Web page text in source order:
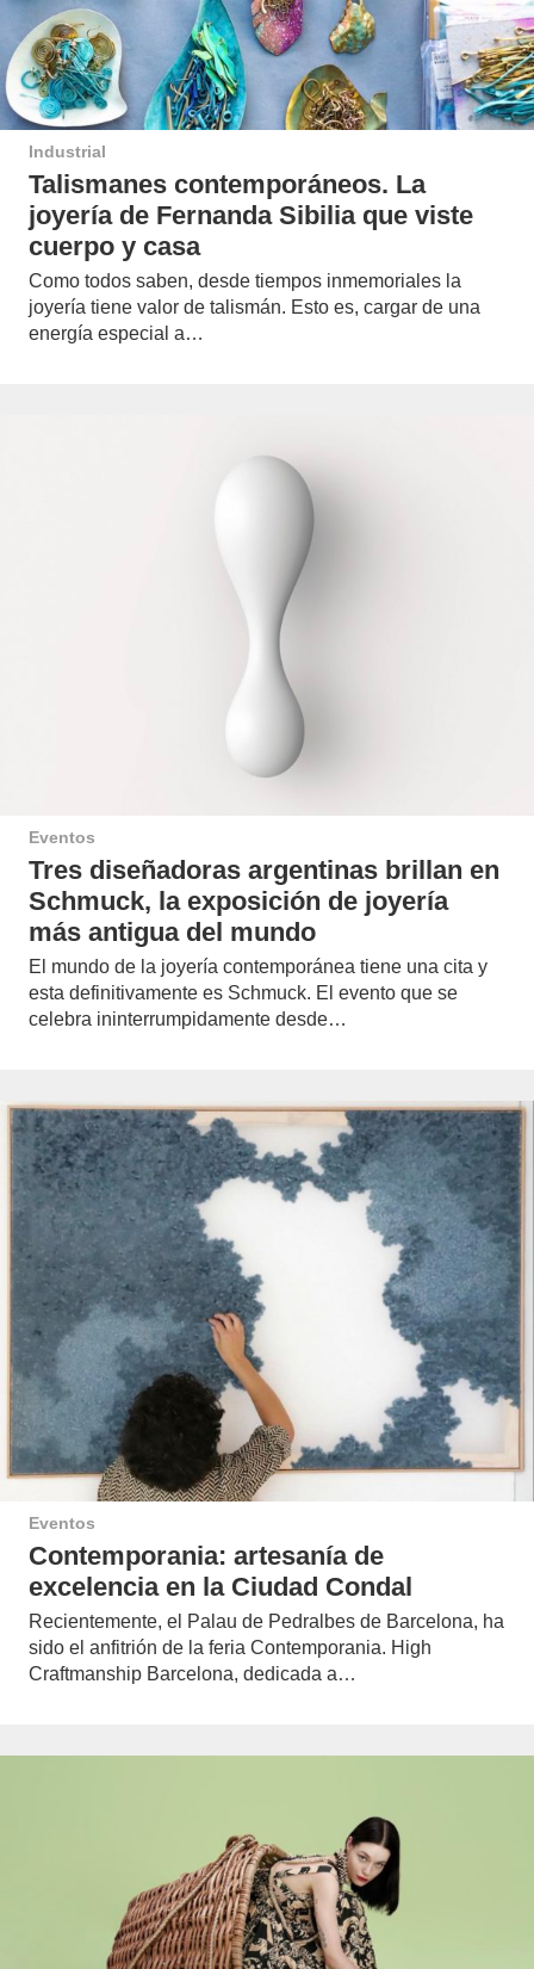
Industrial
Talismanes contemporáneos. La
joyería de Fernanda Sibilia que viste
cuerpo y casa
Como todos saben, desde tiempos inmemoriales la
joyería tiene valor de talismán. Esto es, cargar de una
energía especial a…
Eventos
Tres diseñadoras argentinas brillan en
Schmuck, la exposición de joyería
más antigua del mundo
El mundo de la joyería contemporánea tiene una cita y
esta definitivamente es Schmuck. El evento que se
celebra ininterrumpidamente desde…
Eventos
Contemporania: artesanía de
excelencia en la Ciudad Condal
Recientemente, el Palau de Pedralbes de Barcelona, ha
sido el anfitrión de la feria Contemporania. High
Craftmanship Barcelona, dedicada a…